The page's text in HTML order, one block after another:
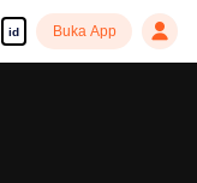
id Buka App